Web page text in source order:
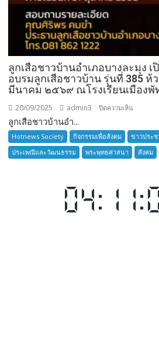
ลูกเสือชาวบ้านอำเภอบางละมุง
อบรมลูกเสือชาวบ้าน รุ่นที่ 385 ห้
มีนาคม ๒๕๖๙ ณโรงเรียนเมือง
20/09/2025 admin3 ปิดความเห็น
เสือ
ชาว
บ้าน
เปิด
รับ
ลูกเสือชาวบ้านอำ...
Hotnews Society กิจกรรมเพื่อสังคม ข่าวประ
ประเพณีและวัฒนธรรม
พระพุทธศาสนา สังคม